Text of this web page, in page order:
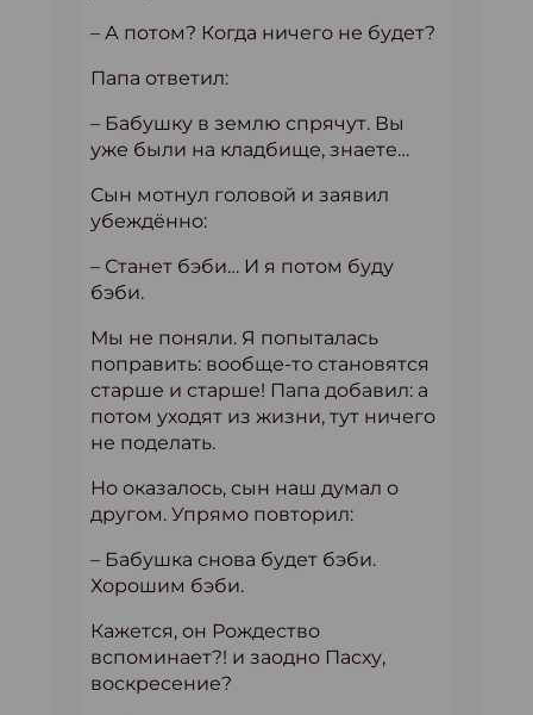
– А потом? Когда ничего не будет?
Папа ответил:
– Бабушку в землю спрячут. Вы
уже были на кладбище, знаете…
Сын мотнул головой и заявил
убеждённо:
– Станет бэби… И я потом буду
бэби.
Мы не поняли. Я попыталась
поправить: вообще-то становятся
старше и старше! Папа добавил: а
потом уходят из жизни, тут ничего
не поделать.
Но оказалось, сын наш думал о
другом. Упрямо повторил:
– Бабушка снова будет бэби.
Хорошим бэби.
Кажется, он Рождество
вспоминает?! и заодно Пасху,
воскресение?